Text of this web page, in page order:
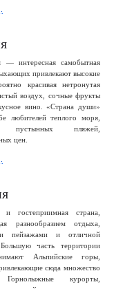
— интересная самобытная
привлекают высокие
красивая нетронутая
воздух, сочные фрукты
вино. «Страна души»
любителей теплого моря,
пустынных пляжей,
цен.
и гостеприимная страна,
разнообразием отдыха,
пейзажами и отличной
Большую часть территории
Альпийские горы,
сюда множество
Горнолыжные курорты,